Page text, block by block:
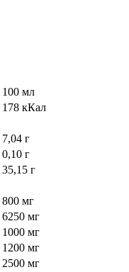
100 мл
178 кКал
7,04 г
0,10 г
35,15 г
800 мг
6250 мг
1000 мг
1200 мг
2500 мг